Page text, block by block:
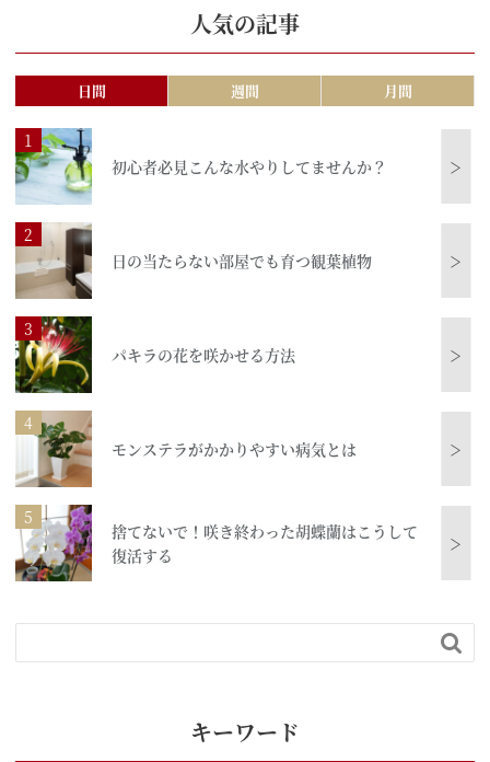
人気の記事
日間 週間 月間
初心者必見こんな水やりしてませんか？ ＞
日の当たらない部屋でも育つ観葉植物 ＞
パキラの花を咲かせる方法 ＞
モンステラがかかりやすい病気とは ＞
捨てないで！咲き終わった胡蝶蘭はこうして
復活する
＞

キーワード